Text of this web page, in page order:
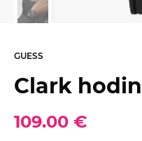
GUESS
Clark
109.00 €